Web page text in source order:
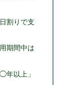
割りで支
期間中は
年以上」